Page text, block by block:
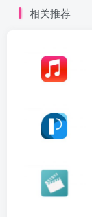
相关推荐